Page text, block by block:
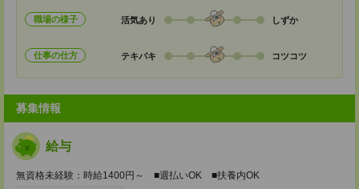
職場の様子 活気あり しずか
仕事の仕方 テキパキ コツコツ
募集情報
給与
無資格未経験：時給1400円～ ■週払いOK ■扶養内OK